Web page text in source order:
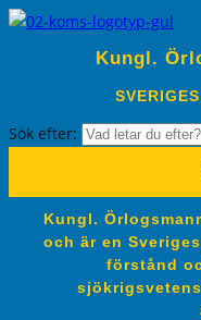
Kungl.
Sök efter:
Kungl.
och är en
förstånd